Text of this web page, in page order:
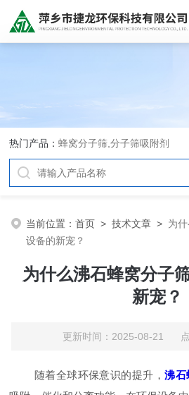
热门产品：蜂窝分子筛,分子筛吸附剂
当前位置：首页 >技术文章 > 为
设备的新宠？
为什么沸石蜂窝分子
新宠？
更新时间：2025-08-21 点
随着全球环保意识的提升，沸石